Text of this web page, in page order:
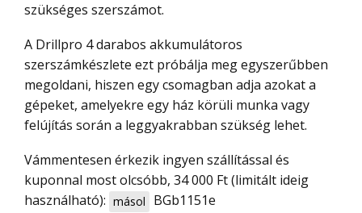
szükséges szerszámot.
A Drillpro 4 darabos akkumulátoros
szerszámkészlete ezt próbálja meg egyszerűbben
megoldani, hiszen egy csomagban adja azokat a
gépeket, amelyekre egy ház körüli munka vagy
felújítás során a leggyakrabban szükség lehet.
Vámmentesen érkezik ingyen szállítással és
kuponnal most olcsóbb, 34 000 Ft (limitált ideig
használható): másol BGb1151e